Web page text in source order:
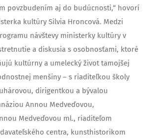
povzbudením aj do budúcnosti,“ hovorí
kultúry Silvia Hroncová. Medzi
návštevy ministerky kultúry v
a diskusia s osobnosťami, ktoré
kultúrny a umelecký život tamojšej
menšiny – s riaditeľkou školy
dirigentkou a bývalou
Annou Medveďovou,
Medveďovou ml., riaditeľom
centra, kunsthistorikom